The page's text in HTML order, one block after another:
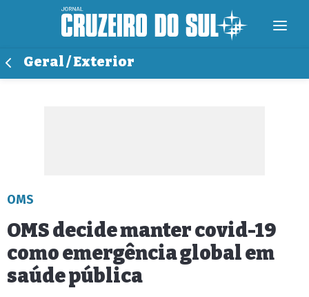
Geral / Exterior
OMS
OMS decide manter covid-19
como emergência global em
saúde pública